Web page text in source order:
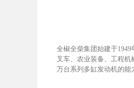
全椒全柴集团始建于
叉车、农业装备、工程
万台系列多缸发动机的能